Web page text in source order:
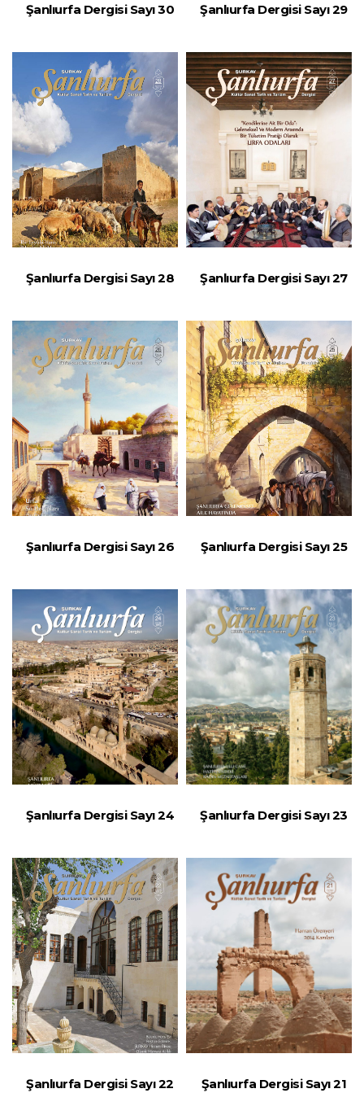
Şanlıurfa Dergisi Sayı 30 Şanlıurfa Dergisi Sayı 29
Şanlıurfa Dergisi Sayı 28 Şanlıurfa Dergisi Sayı 27
Şanlıurfa Dergisi Sayı 26 Şanlıurfa Dergisi Sayı 25
Şanlıurfa Dergisi Sayı 24 Şanlıurfa Dergisi Sayı 23
Şanlıurfa Dergisi Sayı 22 Şanlıurfa Dergisi Sayı 21